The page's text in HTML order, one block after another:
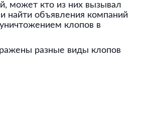
может кто из них вызывал
найти объявления компаний
клопов в